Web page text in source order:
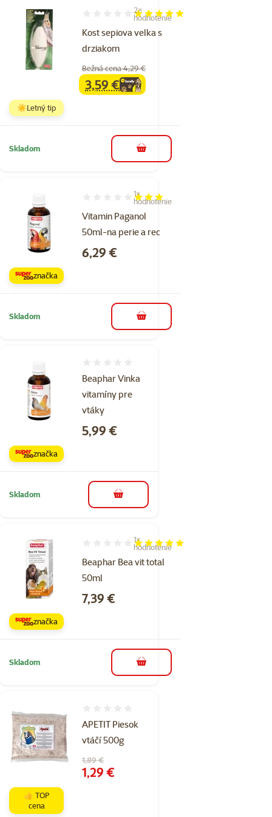
Kost sepiova velka s
drziakom
Hodnotenie 100%, počet hodnotení: 2
2×
hodnotenie
Bežná cena 4,29 €
familycena
3,59 €
☀️Letný tip
Skladom do košíka
Vitamin Paganol
50ml-na perie a rec
Hodnotenie 60%, počet hodnotení: 1
1×
hodnotenie
Cena
6,29 €
značka
Skladom do košíka
Beaphar Vinka
vitamíny pre
vtáky
Cena
5,99 €
značka
Skladom do košíka
Beaphar Bea vit total
50ml
Hodnotenie 100%, počet hodnotení: 1
1×
hodnotenie
Cena
7,39 €
značka
Skladom do košíka
APETIT Piesok
vtáčí 500g
Pôvodná cena
1,89 €
Cena
1,29 €
👍 TOP
cena